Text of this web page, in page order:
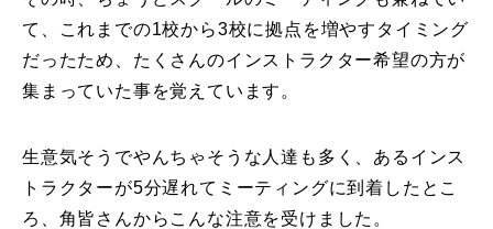
て、これまでの1校から3校に拠点を増やすタイミング
だったため、たくさんのインストラクター希望の方が
集まっていた事を覚えています。
生意気そうでやんちゃそうな人達も多く、あるインス
トラクターが5分遅れてミーティングに到着したとこ
ろ、角皆さんからこんな注意を受けました。